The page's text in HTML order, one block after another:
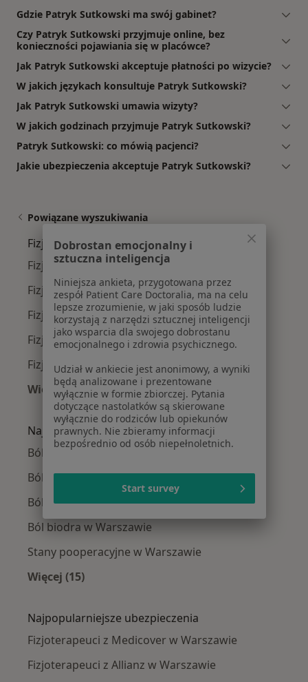
Gdzie Patryk Sutkowski ma swój gabinet?
Czy Patryk Sutkowski przyjmuje online, bez
konieczności pojawiania się w placówce?
Jak Patryk Sutkowski akceptuje płatności po wizycie?
W jakich językach konsultuje Patryk Sutkowski?
Jak Patryk Sutkowski umawia wizyty?
W jakich godzinach przyjmuje Patryk Sutkowski?
Patryk Sutkowski: co mówią pacjenci?
Jakie ubezpieczenia akceptuje Patryk Sutkowski?
Powiązane wyszukiwania
Fizjoterapeuci w pobliżu
Fizjoterapeuci Mokotów
Fizjoterapeuci Śródmieście
Fizjoterapeuci Ursynów
Fizjoterapeuci Wola
Fizjoterapeuci Ochota
Więcej (14)
Więcej w kategorii: Fizjoterapeuci w pobliżu
Najczęście leczone choroby
Bóle kręgosłupa w Warszawie
Ból kolana w Warszawie
Ból barku w Warszawie
Ból biodra w Warszawie
Stany pooperacyjne w Warszawie
Więcej (15)
Najpopularniejsze ubezpieczenia
Fizjoterapeuci z Medicover w Warszawie
Fizjoterapeuci z Allianz w Warszawie
Dobrostan emocjonalny i
sztuczna inteligencja
Niniejsza ankieta, przygotowana przez
zespół Patient Care Doctoralia, ma na celu
lepsze zrozumienie, w jaki sposób ludzie
korzystają z narzędzi sztucznej inteligencji
jako wsparcia dla swojego dobrostanu
emocjonalnego i zdrowia psychicznego.
Udział w ankiecie jest anonimowy, a wyniki
będą analizowane i prezentowane
wyłącznie w formie zbiorczej. Pytania
dotyczące nastolatków są skierowane
wyłącznie do rodziców lub opiekunów
prawnych. Nie zbieramy informacji
bezpośrednio od osób niepełnoletnich.
Start survey